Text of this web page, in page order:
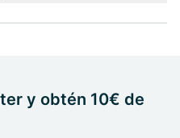
y obtén 10€ de